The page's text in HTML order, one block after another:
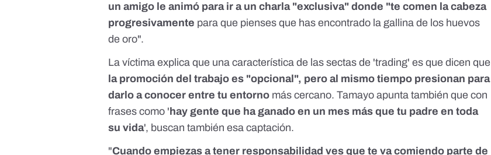
un amigo le animó para ir a un charla "exclusiva" donde "te comen la cabeza
progresivamente para que pienses que has encontrado la gallina de los huevos
de oro".
La víctima explica que una característica de las sectas de 'trading' es que dicen que
la promoción del trabajo es "opcional", pero al mismo tiempo presionan para
darlo a conocer entre tu entorno más cercano. Tamayo apunta también que con
frases como ' hay gente que ha ganado en un mes más que tu padre en toda
su vida', buscan también esa captación.
"Cuando empiezas a tener responsabilidad ves que te va comiendo parte de